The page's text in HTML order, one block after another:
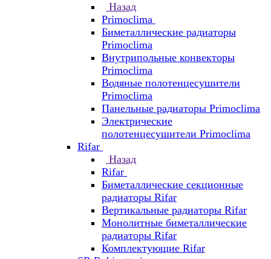
Назад
Primoclima
Биметаллические радиаторы
Primoclima
Внутрипольные конвекторы
Primoclima
Водяные полотенцесушители
Primoclima
Панельные радиаторы Primoclima
Электрические
полотенцесушители Primoclima
Rifar
Назад
Rifar
Биметаллические секционные
радиаторы Rifar
Вертикальные радиаторы Rifar
Монолитные биметаллические
радиаторы Rifar
Комплектующие Rifar